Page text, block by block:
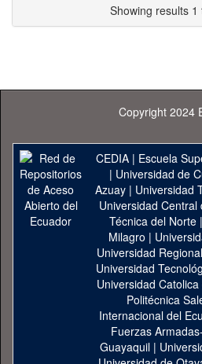
Showing results 1
Copyright 2024
CEDIA| Escuela
| Universidad de
Azuay| Universidad
Universidad Central
Técnica del Norte |
Milagro |
Universidad
Universidad
Universidad
Politécnica
Internacional del
Fuerzas
Guayaquil|